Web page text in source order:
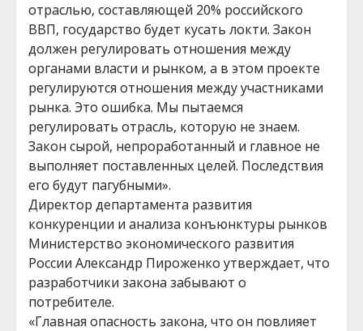
отраслью, составляющей 20% российского
ВВП, государство будет кусать локти. Закон
должен регулировать отношения между
органами власти и рынком, а в этом проекте
регулируются отношения между участниками
рынка. Это ошибка. Мы пытаемся
регулировать отрасль, которую не знаем.
Закон сырой, непроработанный и главное не
выполняет поставленных целей. Последствия
его будут пагубными».
Директор департамента развития
конкуренции и анализа конъюнктуры рынков
Министерство экономического развития
России Александр Пироженко утверждает, что
разработчики закона забывают о
потребителе.
«Главная опасность закона, что он повлияет